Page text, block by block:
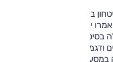
ביחס לעתיד הקרוב, הצבת
יומרניות. עם זאת, ונכון
בסיס מצליח.
ודגמים המשתנים מהר. לנו
הארוך חזרה, יותר